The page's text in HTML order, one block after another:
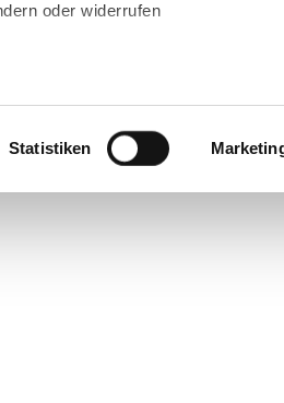
oder widerrufen
Merkmalen (Fingerprinting)
verarbeitet werden, und legen Sie
Statistiken